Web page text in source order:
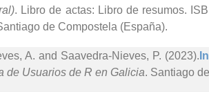
. Libro de actas: Libro de resumos.
de Compostela (España).
A. and Saavedra-Nieves, P. (2023).
de Usuarios de R en Galicia. Santiago